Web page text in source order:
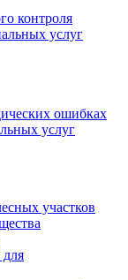
контроля
услуг
ошибках
услуг
участков